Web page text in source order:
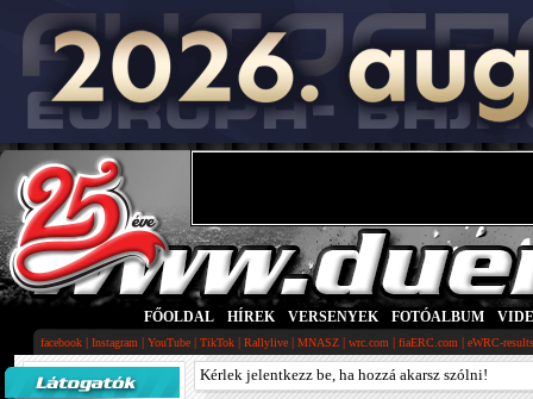
FŐOLDAL HÍREK VERSENYEK FOTÓALBUM
facebook | Instagram | YouTube | TikTok | Rallylive | MNASZ | wrc.com | fiaERC.com | eWRC-
Kérlek jelentkezz be, ha hozzá akarsz szólni!